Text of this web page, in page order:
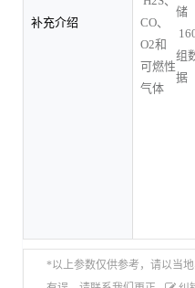
补充介绍
CO、
O2和
可燃性
气体
储
组
据
*以上参数仅供参考，请以当